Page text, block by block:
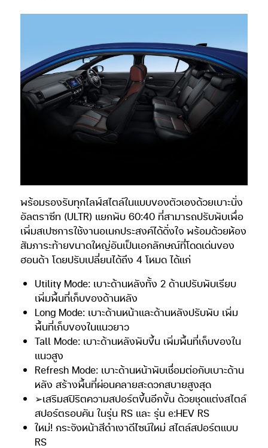
พร้อมรองรับทุกไลฟ์สไตล์ในแบบของตัวเองด้วยเบาะนั่ง
อัลตราซีท (ULTR) แยกพับ 60:40 ที่สามารถปรับพับเพื่อ
เพิ่มสเปซการใช้งานอเนกประสงค์ได้ดั่งใจ พร้อมด้วยห้อง
สัมภาระท้ายขนาดใหญ่อันเป็นเอกลักษณ์ที่โดดเด่นของ
ฮอนด้า โดยปรับเปลี่ยนได้ถึง 4 โหมด ได้แก่
Utility Mode: เบาะด้านหลังทั้ง 2 ด้านปรับพับเรียบ
เพิ่มพื้นที่เก็บของด้านหลัง
Long Mode: เบาะด้านหน้าและด้านหลังปรับพับ เพิ่ม
พื้นที่เก็บของในแนวยาว
Tall Mode: เบาะด้านหลังพับขึ้น เพิ่มพื้นที่เก็บของใน
แนวสูง
Refresh Mode: เบาะด้านหน้าพับเชื่อมต่อกับเบาะด้าน
หลัง สร้างพื้นที่ผ่อนคลายสะดวกสบายสูงสุด
➢เสริมสปิริตความสปอร์ตขึ้นอีกขั้น ด้วยชุดแต่งสไตล์
สปอร์ตรอบคัน ในรุ่น RS และ รุ่น e:HEV RS
ใหม่! กระจังหน้าสีดำเงาดีไซน์ใหม่ สไตล์สปอร์ตแบบ
RS